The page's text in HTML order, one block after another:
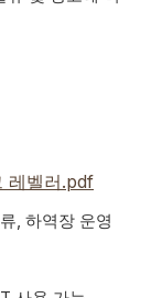
레벨러.pdf
, 하역장 운영